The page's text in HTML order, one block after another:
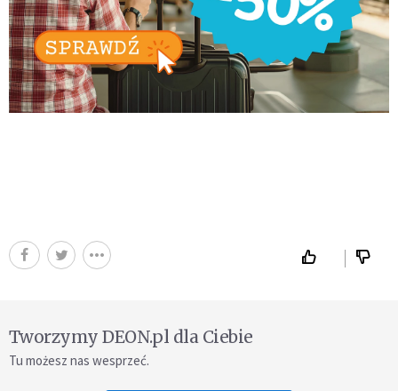
Tworzymy DEON.pl dla Ciebie
Tu możesz nas wesprzeć.